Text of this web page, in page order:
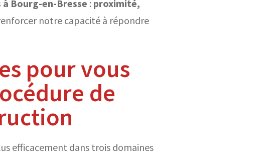
Bourg-en-Bresse : proximité,
notre capacité à répondre
pour vous
de
efficacement dans trois domaines